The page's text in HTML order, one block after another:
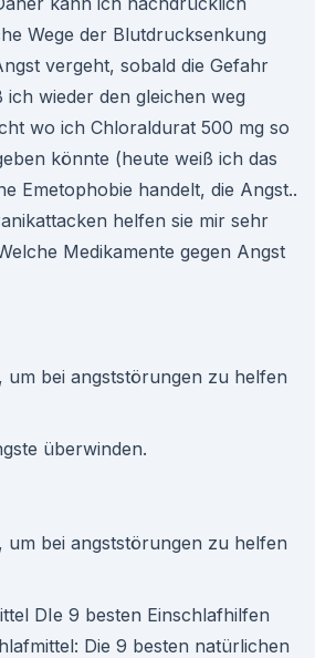
Wege der Blutdrucksenkung
vergeht, sobald die Gefahr
wieder den gleichen weg
wo ich Chloraldurat 500 mg so
könnte (heute weiß ich das
Emetophobie handelt, die Angst..
helfen sie mir sehr
Medikamente gegen Angst
überwinden.
DIe 9 besten Einschlafhilfen
Die 9 besten natürlichen